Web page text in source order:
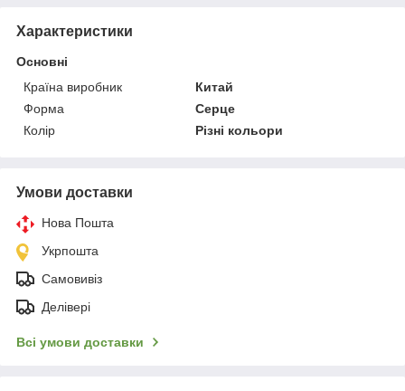
Характеристики
Основні
Країна виробник
Китай
Форма
Серце
Колір
Різні кольори
Умови доставки
Нова Пошта
Укрпошта
Самовивіз
Делівері
Всі умови доставки